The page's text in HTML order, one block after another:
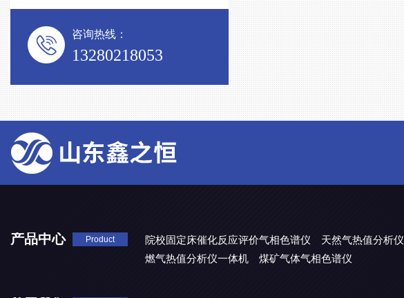
咨询热线：
13280218053
产品中心 Product 院校固定床催化反应评价气相色谱仪 天然气热值分析仪
燃气热值分析仪一体机
煤矿气体气相色谱仪